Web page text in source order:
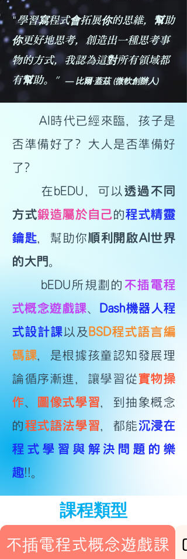
​"學習寫程式會拓展你的思維，幫助
你更好地思考，創造出一種思考事
物的方式，我認為這對所有領域都
有幫助。
” — 比爾·蓋茲 (微軟創辦人)
​ AI時代已經來臨，孩子是
否準備好了? 大人是否準備好
了?
在bEDU，可以 透過不同
方式鍛造屬於自己的程式精靈
鑰匙 ，幫助你順利開啟AI世界
的大門 。
bEDU所規劃的 不插電程
式概念遊戲課、
Dash機器人程
式設計課以及 BSD程式語言編
碼課 ，是根據孩童認知發展理
論循序漸進，讓學習從實物操
作、 圖像式學習 ，到 抽象概念
的程式語法學習 ，都能沉浸在
程式學習與 解決問題的樂
趣!!。
​課程類型
不插電程式概念遊戲課